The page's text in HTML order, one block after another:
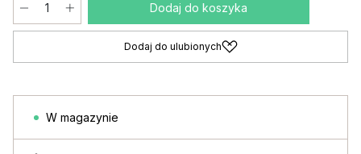
Dodaj do koszyka
Dodaj do ulubionych
W magazynie